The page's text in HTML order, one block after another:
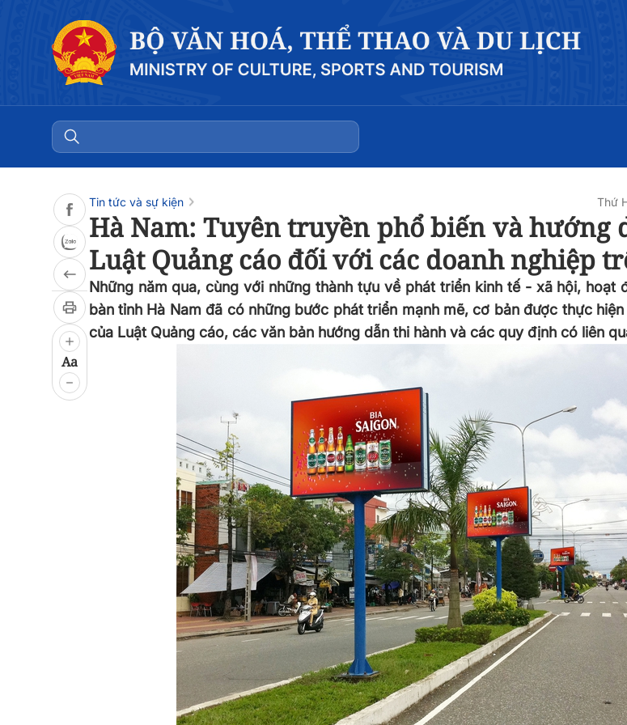
Aa
Tin tức và sự kiện Thứ
Hà Nam: Tuyên truyền phổ biến và hướng
Luật Quảng cáo đối với các doanh nghiệp
Những năm qua, cùng với những thành tựu về phát triển kinh tế - xã hội, hoạt
bàn tỉnh Hà Nam đã có những bước phát triển mạnh mẽ, cơ bản được thực
của Luật Quảng cáo, các văn bản hướng dẫn thi hành và các quy định có liên
0:00 0:00